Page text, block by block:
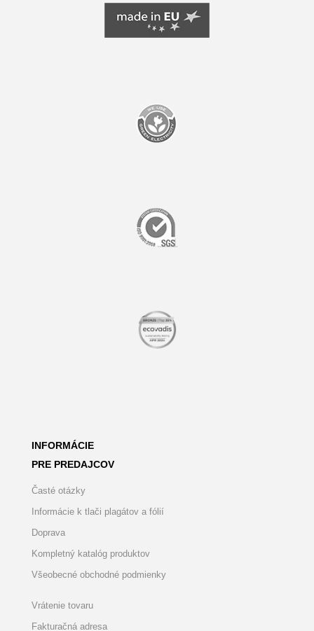
INFORMÁCIE
PRE PREDAJCOV
Časté otázky
Informácie k tlači plagátov a fólií
Doprava
Kompletný katalóg produktov
Všeobecné obchodné podmienky
Vrátenie tovaru
Fakturačná adresa